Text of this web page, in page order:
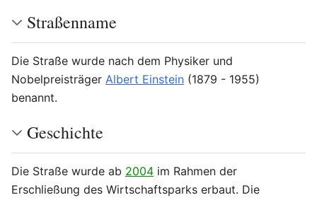
Straßenname
Die Straße wurde nach dem Physiker und
Nobelpreisträger Albert Einstein (1879 - 1955)
benannt.
Geschichte
Die Straße wurde ab 2004 im Rahmen der
Erschließung des Wirtschaftsparks erbaut. Die